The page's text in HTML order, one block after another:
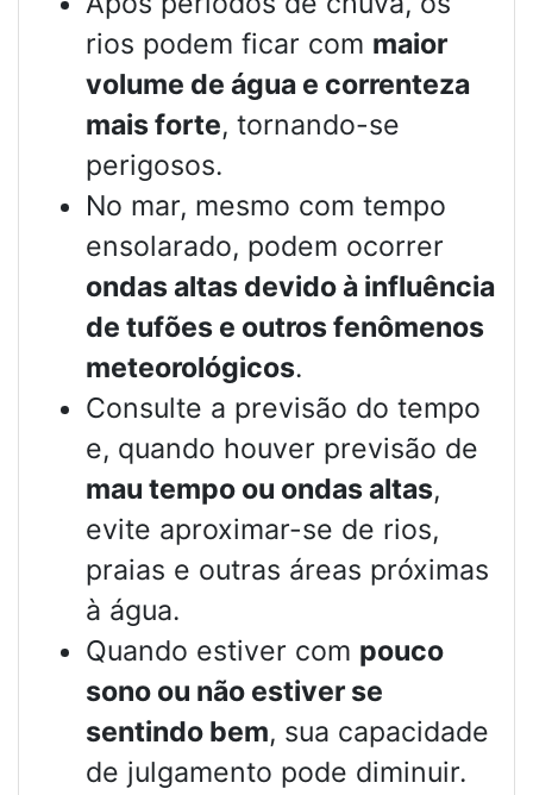
rios podem ficar com maior
volume de água e correnteza
mais forte, tornando-se
perigosos.
No mar, mesmo com tempo
ensolarado, podem ocorrer
ondas altas devido à influência
de tufões e outros fenômenos
meteorológicos.
Consulte a previsão do tempo
e, quando houver previsão de
mau tempo ou ondas altas,
evite aproximar-se de rios,
praias e outras áreas próximas
à água.
Quando estiver com pouco
sono ou não estiver se
sentindo bem, sua capacidade
de julgamento pode diminuir.